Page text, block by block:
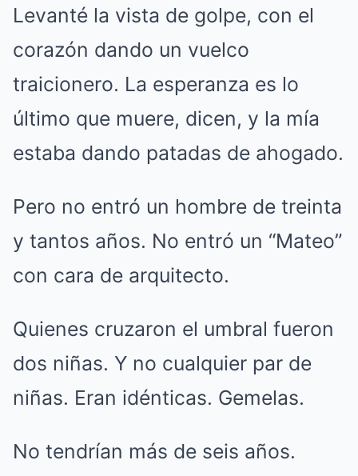
Levanté la vista de golpe, con el
corazón dando un vuelco
traicionero. La esperanza es lo
último que muere, dicen, y la mía
estaba dando patadas de ahogado.
Pero no entró un hombre de treinta
y tantos años. No entró un “Mateo”
con cara de arquitecto.
Quienes cruzaron el umbral fueron
dos niñas. Y no cualquier par de
niñas. Eran idénticas. Gemelas.
No tendrían más de seis años.